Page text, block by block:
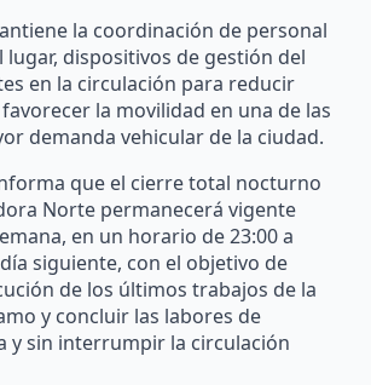
la coordinación de personal
lugar, dispositivos de gestión del
en la circulación para reducir
la movilidad en una de las
demanda vehicular de la ciudad.
que el cierre total nocturno
Norte permanecerá vigente
en un horario de 23:00 a
siguiente, con el objetivo de
de los últimos trabajos de la
y concluir las labores de
y sin interrumpir la circulación